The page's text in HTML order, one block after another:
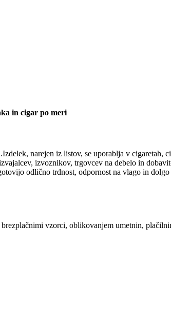
in cigar po meri
narejen iz listov, se uporablja v
izvoznikov, trgovcev na debelo in
odlično trdnost, odpornost na vlago in
vzorci, oblikovanjem umetnin,